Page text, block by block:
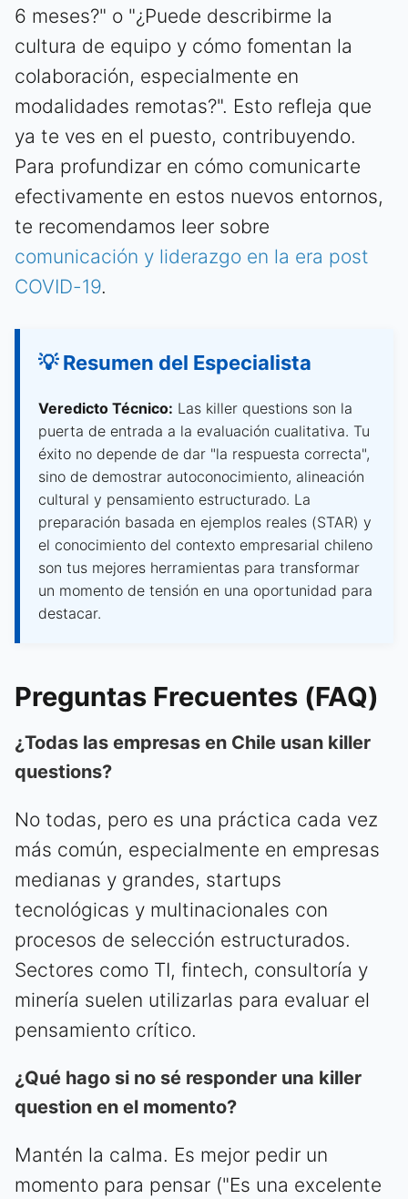
6 meses?" o "¿Puede describirme la
cultura de equipo y cómo fomentan la
colaboración, especialmente en
modalidades remotas?". Esto refleja que
ya te ves en el puesto, contribuyendo.
Para profundizar en cómo comunicarte
efectivamente en estos nuevos entornos,
te recomendamos leer sobre
comunicación y liderazgo en la era post
COVID-19.
💡 Resumen del Especialista
Veredicto Técnico: Las killer questions son la
puerta de entrada a la evaluación cualitativa. Tu
éxito no depende de dar "la respuesta correcta",
sino de demostrar autoconocimiento, alineación
cultural y pensamiento estructurado. La
preparación basada en ejemplos reales (STAR) y
el conocimiento del contexto empresarial chileno
son tus mejores herramientas para transformar
un momento de tensión en una oportunidad para
destacar.
Preguntas Frecuentes (FAQ)
¿Todas las empresas en Chile usan killer
questions?
No todas, pero es una práctica cada vez
más común, especialmente en empresas
medianas y grandes, startups
tecnológicas y multinacionales con
procesos de selección estructurados.
Sectores como TI, fintech, consultoría y
minería suelen utilizarlas para evaluar el
pensamiento crítico.
¿Qué hago si no sé responder una killer
question en el momento?
Mantén la calma. Es mejor pedir un
momento para pensar ("Es una excelente